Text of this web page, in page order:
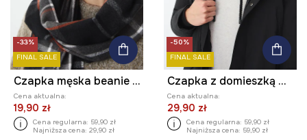
-33%
FINAL SALE
Czapka męska beanie prążkowana
Cena aktualna:
19,90 zł
Cena regularna: 59,90 zł
Najniższa cena: 29,90 zł
-50%
FINAL SALE
Czapka z domieszką wełny męska beanie melanżowa
Cena aktualna:
29,90 zł
Cena regularna: 59,90 zł
Najniższa cena: 59,90 zł